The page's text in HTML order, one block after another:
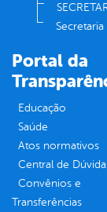
Portal da
Educação
Saúde
Atos normativos
Central de
Convênios e
Transferências